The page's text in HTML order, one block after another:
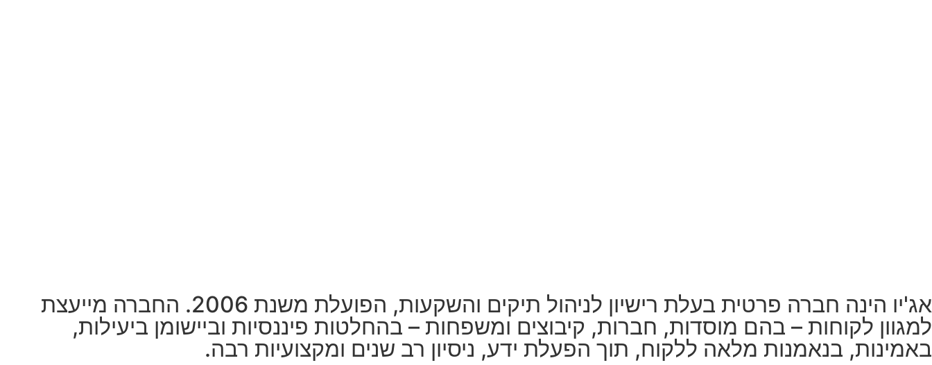
אג'יו הינה חברה פרטית בעלת רישיון לניהול תיקים והשקעות, הפועלת משנת 2006. החברה מייעצת
למגוון לקוחות – בהם מוסדות, חברות, קיבוצים ומשפחות – בהחלטות פיננסיות וביישומן ביעילות,
באמינות, בנאמנות מלאה ללקוח, תוך הפעלת ידע, ניסיון רב שנים ומקצועיות רבה.